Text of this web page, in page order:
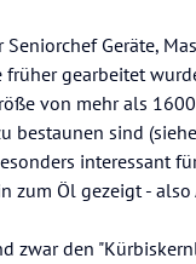
Geräte,
früher gearbeitet
von mehr als
bestaunen sind
interessant
zum Öl gezeigt -
zwar den